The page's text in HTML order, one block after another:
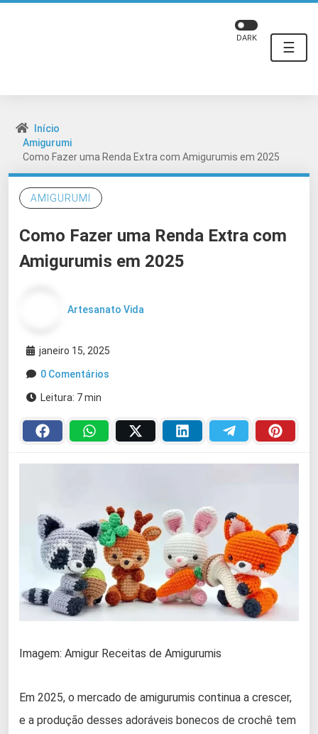
☰
DARK
Início
Amigurumi
Como Fazer uma Renda Extra com Amigurumis em 2025
AMIGURUMI
Como Fazer uma Renda Extra com
Amigurumis em 2025
Artesanato Vida
janeiro 15, 2025
0 Comentários
Leitura: 7 min
Imagem: Amigur Receitas de Amigurumis
Em 2025, o mercado de amigurumis continua a crescer,
e a produção desses adoráveis bonecos de crochê tem